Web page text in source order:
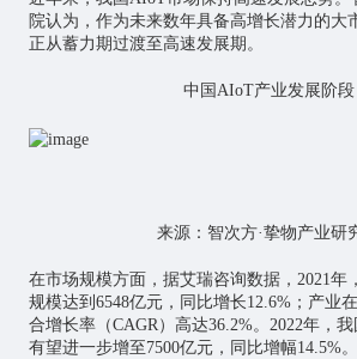
院认为，作为未来数年具备高增长潜力的大
正从蓄力期过渡至高速发展期。
中国AIoT产业发展阶段
来源：智次方·挚物产业研
在市场规模方面，据艾瑞咨询数据，2021年
规模达到6548亿元，同比增长12.6%；产业
合增长率（CAGR）高达36.2%。2022年，
有望进一步增至7500亿元，同比增幅14.5%